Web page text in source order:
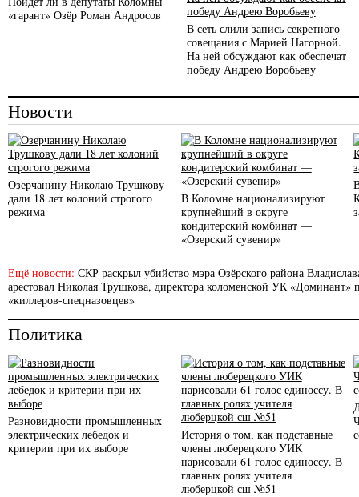
«гарант» Озёр Роман Андросов
В сеть слили запись секретного
совещания с Марией Нагорной.
На ней обсуждают как обеспечат
победу Андрею Воробьеву
Новости
Озерчанину Николаю Трушкову
дали 18 лет колоний строгого
режима
В Коломне национализируют
крупнейший в округе
кондитерский комбинат —
«Озерский сувенир»
Ещё новости: СКР раскрыл убийство мэра Озёрского района
арестовал Николая Трушкова, директора коломенской УК «Доминант»
«киллеров-спецназовцев»
Политика
Разновидности промышленных
электрических лебедок и
критерии при их выборе
История о том, как подставные
члены люберецкого УИК
нарисовали 61 голос единоссу. В
главных ролях учителя
люберцкой сш №51